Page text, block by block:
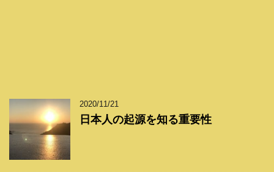
2020/11/21
日本人の起源を知る重要性